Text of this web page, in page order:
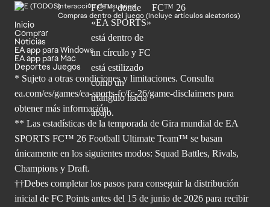
Interacción de usuarios
Compras dentro del juego (Incluye artículos aleatorios)
Inicio
Comprar
Noticias
EA app para Windows
EA app para Mac
Deportes Juegos
* Sujeto a otras condiciones y limitaciones. Consulta
ea.com/es/games/ea-sports-fc/fc-26/game-disclaimers para
obtenermás información.
** Las estadísticas de la temporada de Gira mundial de EA
SPORTS FC™ 26 Football Ultimate Team™ se basan
únicamente en los siguientes modos: Squad Battles, Rivals,
Champions y Draft.
††Debes completar los pasos para conseguir la distribución
inicial de FC Points antes del 15 de junio de 2026 para recibir